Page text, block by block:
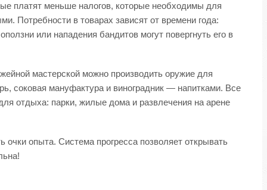
платят меньше налогов, которые необходимы для
Потребности в товарах зависят от времени года:
или нападения бандитов могут повергнуть его в
мастерской можно производить оружие для
соковая мануфактура и виноградник — напитками. Все
отдыха: парки, жилые дома и развлечения на арене
опыта. Система прогресса позволяет открывать